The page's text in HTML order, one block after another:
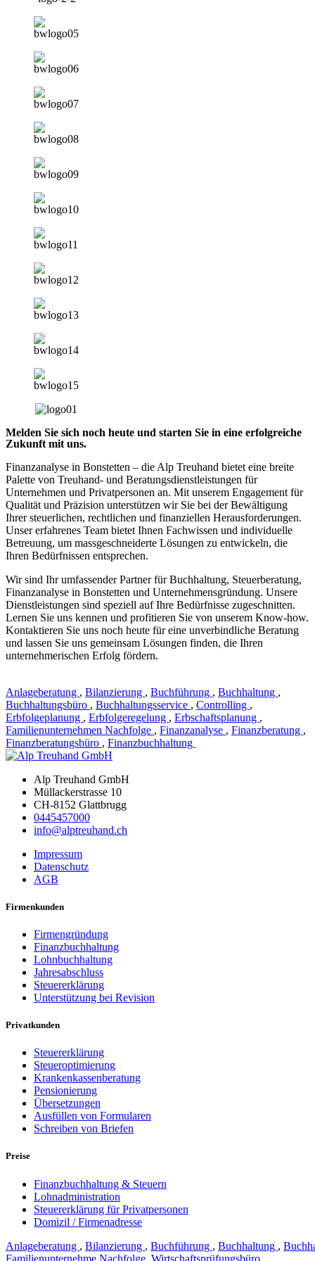
Melden Sie sich noch heute und starten Sie in eine erfolgreiche
Zukunft mit uns.
Finanzanalyse in Bonstetten – die Alp Treuhand bietet eine breite
Palette von Treuhand- und Beratungsdienstleistungen für
Unternehmen und Privatpersonen an. Mit unserem Engagement für
Qualität und Präzision unterstützen wir Sie bei der Bewältigung
Ihrer steuerlichen, rechtlichen und finanziellen Herausforderungen.
Unser erfahrenes Team bietet Ihnen Fachwissen und individuelle
Betreuung, um massgeschneiderte Lösungen zu entwickeln, die
Ihren Bedürfnissen entsprechen.
Wir sind Ihr umfassender Partner für Buchhaltung, Steuerberatung,
Finanzanalyse in Bonstetten und Unternehmensgründung. Unsere
Dienstleistungen sind speziell auf Ihre Bedürfnisse zugeschnitten.
Lernen Sie uns kennen und profitieren Sie von unserem Know-how.
Kontaktieren Sie uns noch heute für eine unverbindliche Beratung
und lassen Sie uns gemeinsam Lösungen finden, die Ihren
unternehmerischen Erfolg fördern.
Anlageberatung , Bilanzierung , Buchführung , Buchhaltung ,
Buchhaltungsbüro , Buchhaltungsservice , Controlling ,
Erbfolgeplanung , Erbfolgeregelung , Erbschaftsplanung ,
Familienunternehmen Nachfolge , Finanzanalyse , Finanzberatung ,
Finanzberatungsbüro , Finanzbuchhaltung
Alp Treuhand GmbH
Müllackerstrasse 10
CH-8152 Glattbrugg
0445457000
info@alptreuhand.ch
Impressum
Datenschutz
AGB
Firmenkunden
Firmengründung
Finanzbuchhaltung
Lohnbuchhaltung
Jahresabschluss
Steuererklärung
Unterstützung bei Revision
Privatkunden
Steuererklärung
Steueroptimierung
Krankenkassenberatung
Pensionierung
Übersetzungen
Ausfüllen von Formularen
Schreiben von Briefen
Preise
Finanzbuchhaltung & Steuern
Lohnadministration
Steuererklärung für Privatpersonen
Domizil / Firmenadresse
Anlageberatung , Bilanzierung , Buchführung , Buchhaltung ,
Familienunternehme Nachfolge, Wirtschaftsprüfungsbüro ,